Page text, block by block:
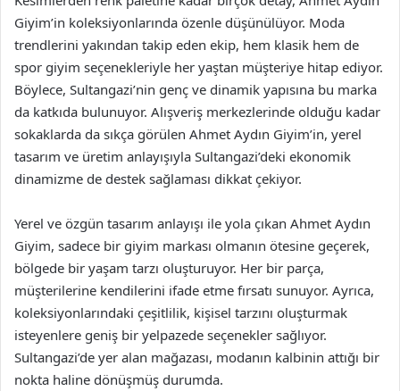
Giyim’in koleksiyonlarında özenle düşünülüyor. Moda
trendlerini yakından takip eden ekip, hem klasik hem de
spor giyim seçenekleriyle her yaştan müşteriye hitap ediyor.
Böylece, Sultangazi’nin genç ve dinamik yapısına bu marka
da katkıda bulunuyor. Alışveriş merkezlerinde olduğu kadar
sokaklarda da sıkça görülen Ahmet Aydın Giyim’in, yerel
tasarım ve üretim anlayışıyla Sultangazi’deki ekonomik
dinamizme de destek sağlaması dikkat çekiyor.
Yerel ve özgün tasarım anlayışı ile yola çıkan Ahmet Aydın
Giyim, sadece bir giyim markası olmanın ötesine geçerek,
bölgede bir yaşam tarzı oluşturuyor. Her bir parça,
müşterilerine kendilerini ifade etme fırsatı sunuyor. Ayrıca,
koleksiyonlarındaki çeşitlilik, kişisel tarzını oluşturmak
isteyenlere geniş bir yelpazede seçenekler sağlıyor.
Sultangazi’de yer alan mağazası, modanın kalbinin attığı bir
nokta haline dönüşmüş durumda.